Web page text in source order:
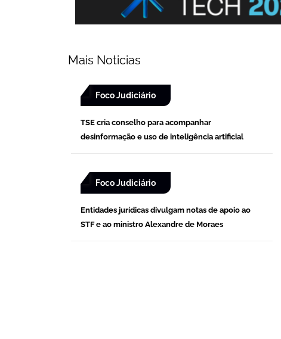
Mais Noticias
Foco Judiciário
TSE cria conselho para acompanhar
desinformação e uso de inteligência artificial
Foco Judiciário
Entidades jurídicas divulgam notas de apoio ao
STF e ao ministro Alexandre de Moraes